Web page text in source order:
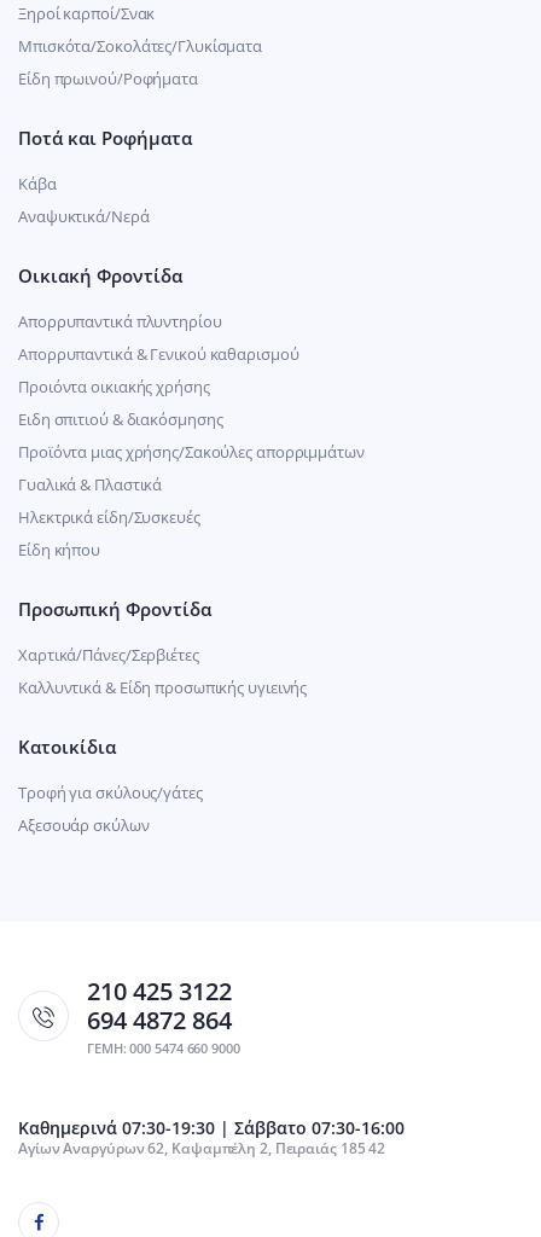
Ξηροί καρποί/Σνακ
Μπισκότα/Σοκολάτες/Γλυκίσματα
Είδη πρωινού/Ροφήματα
Ποτά και Ροφήματα
Κάβα
Αναψυκτικά/Νερά
Οικιακή Φροντίδα
Απορρυπαντικά πλυντηρίου
Απορρυπαντικά & Γενικού καθαρισμού
Προιόντα οικιακής χρήσης
Ειδη σπιτιού & διακόσμησης
Προϊόντα μιας χρήσης/Σακούλες απορριμμάτων
Γυαλικά & Πλαστικά
Ηλεκτρικά είδη/Συσκευές
Είδη κήπου
Προσωπική Φροντίδα
Χαρτικά/Πάνες/Σερβιέτες
Καλλυντικά & Είδη προσωπικής υγιεινής
Κατοικίδια
Τροφή για σκύλους/γάτες
Αξεσουάρ σκύλων
210 425 3122
694 4872 864
ΓΕΜΗ: 000 5474 660 9000
Καθημερινά 07:30-19:30 | Σάββατο 07:30-16:00
Αγίων Αναργύρων 62, Καψαμπέλη 2, Πειραιάς 185 42